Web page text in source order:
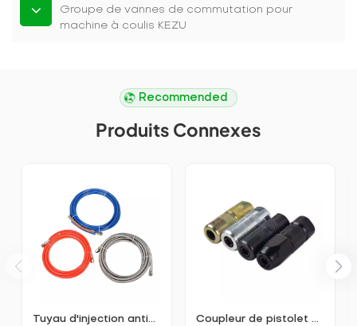
Groupe de vannes de commutation pour
machine à coulis KEZU
Recommended
Produits Connexes
Tuyau d'injection antidéflagrant haute pression KEZU Coupleur de pistolet à graisse KEZU